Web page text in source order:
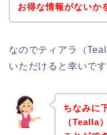
お得な情報がないか
なのでティアラ（
いただけると幸いです
ちなみに
（Tealla